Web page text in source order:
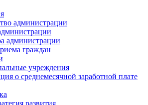
администрации
администрации
граждан
учреждения
о среднемесячной заработной плате
развития